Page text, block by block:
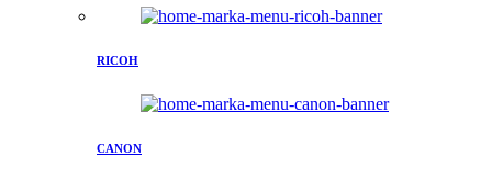
RICOH
CANON